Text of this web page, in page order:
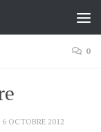
0
6 OCTOBRE 2012